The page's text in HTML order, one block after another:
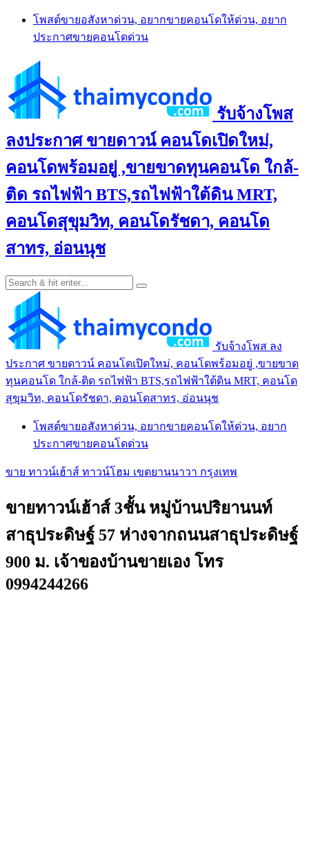
Skip
content
โพสต์ขายอสังหาด่วน, อยากขายคอนโดให้ด่วน, อยาก
ประกาศขายคอนโดด่วน
รับจ้างโพส
ลงประกาศ ขายดาวน์ คอนโดเปิดใหม่,
คอนโดพร้อมอยู่ ,ขายขาดทุนคอนโด ใกล้-
ติด รถไฟฟ้า BTS,รถไฟฟ้าใต้ดิน MRT,
คอนโดสุขุมวิท, คอนโดรัชดา, คอนโด
สาทร, อ่อนนุช
รับจ้างโพส ลง
ประกาศ ขายดาวน์ คอนโดเปิดใหม่, คอนโดพร้อมอยู่ ,ขายขาด
ทุนคอนโด ใกล้-ติด รถไฟฟ้า BTS,รถไฟฟ้าใต้ดิน MRT, คอนโด
สุขุมวิท, คอนโดรัชดา, คอนโดสาทร, อ่อนนุช
โพสต์ขายอสังหาด่วน, อยากขายคอนโดให้ด่วน, อยาก
ประกาศขายคอนโดด่วน
ขาย ทาวน์เฮ้าส์ ทาวน์โฮม เขตยานนาวา กรุงเทพ
ขายทาวน์เฮ้าส์ 3ชั้น หมู่บ้านปริยานนท์
สาธุประดิษฐ์ 57 ห่างจากถนนสาธุประดิษฐ์
900 ม. เจ้าของบ้านขายเอง โทร
0994244266